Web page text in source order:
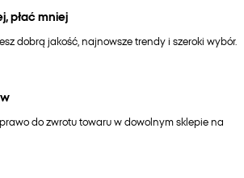
płać mniej
dobrą jakość, najnowsze trendy i szeroki wybór.
do zwrotu towaru w dowolnym sklepie na